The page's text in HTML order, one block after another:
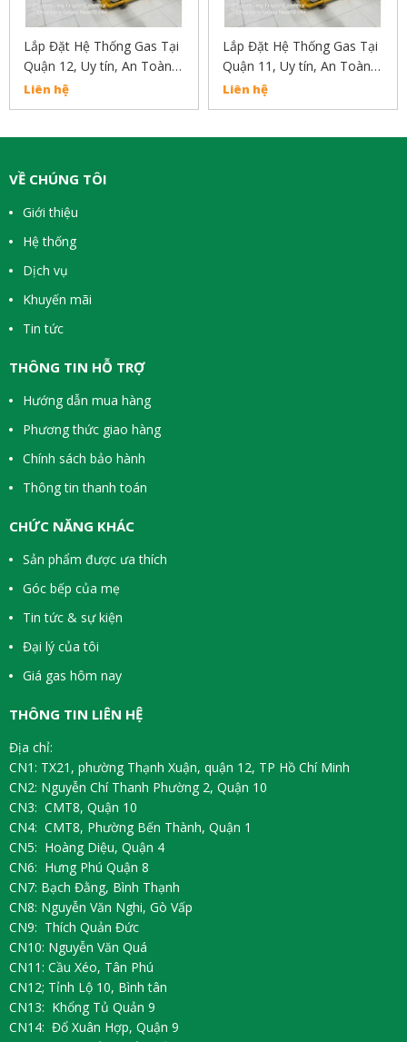
Lắp Đặt Hệ Thống Gas Tại
Quận 12, Uy tín, An Toàn,
Chất Lượng Liên Hệ:
02838304030
Liên hệ
Lắp Đặt Hệ Thống Gas Tại
Quận 11, Uy tín, An Toàn,
Chất Lượng Liện Hệ:
02838304030
Liên hệ
VỀ CHÚNG TÔI
Giới thiệu
Hệ thống
Dịch vụ
Khuyến mãi
Tin tức
THÔNG TIN HỖ TRỢ
Hướng dẫn mua hàng
Phương thức giao hàng
Chính sách bảo hành
Thông tin thanh toán
CHỨC NĂNG KHÁC
Sản phẩm được ưa thích
Góc bếp của mẹ
Tin tức & sự kiện
Đại lý của tôi
Giá gas hôm nay
THÔNG TIN LIÊN HỆ
Địa chỉ:
CN1: TX21, phường Thạnh Xuận, quận 12, TP Hồ Chí Minh
CN2: Nguyễn Chí Thanh Phường 2, Quận 10
CN3: CMT8, Quận 10
CN4: CMT8, Phường Bến Thành, Quận 1
CN5: Hoàng Diệu, Quận 4
CN6: Hưng Phú Quận 8
CN7: Bạch Đằng, Bình Thạnh
CN8: Nguyễn Văn Nghi, Gò Vấp
CN9: Thích Quản Đức
CN10: Nguyễn Văn Quá
CN11: Cầu Xéo, Tân Phú
CN12; Tỉnh Lộ 10, Bình tân
CN13: Khổng Tủ Quản 9
CN14: Đổ Xuân Hợp, Quận 9